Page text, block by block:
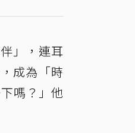
」，連耳
成為「時
嗎？」他